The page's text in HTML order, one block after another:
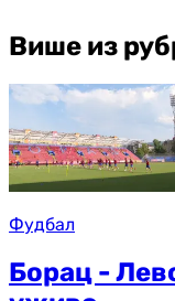
Више из
Фудбал
Борац -